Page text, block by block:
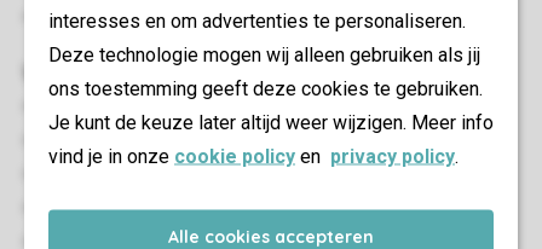
interesses en om advertenties te personaliseren.
Deze technologie mogen wij alleen gebruiken als jij
ons toestemming geeft deze cookies te gebruiken.
Je kunt de keuze later altijd weer wijzigen. Meer info
vind je in onze cookie policy en privacy policy.
Alle cookies accepteren
Tuin
Woon-/eetkamer
Flatscreen-tv